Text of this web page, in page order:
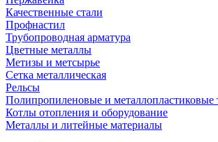
Качественные стали
Профнастил
Трубопроводная арматура
Цветные металлы
Метизы и метсырье
Сетка металлическая
Рельсы
Полипропиленовые и
Котлы отопления и оборудование
Металлы и литейные материалы